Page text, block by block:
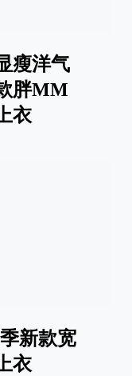
瘦洋气
胖MM
衣
新款宽
衣